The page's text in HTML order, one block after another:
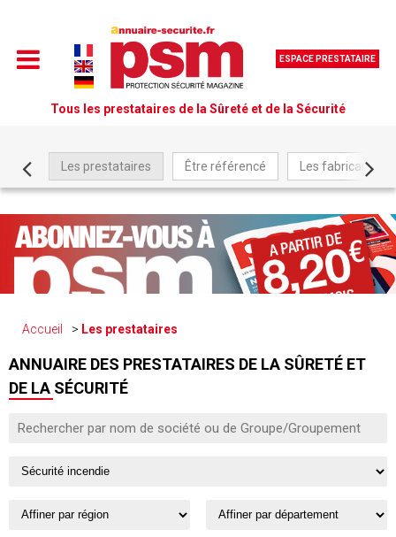
ESPACE PRESTATAIRE
Tous les prestataires de la Sûreté et de la Sécurité
Les prestataires Être référencé Les fabricants
Accueil Les prestataires
ANNUAIRE DES PRESTATAIRES DE LA SÛRETÉ ET
DE LA SÉCURITÉ